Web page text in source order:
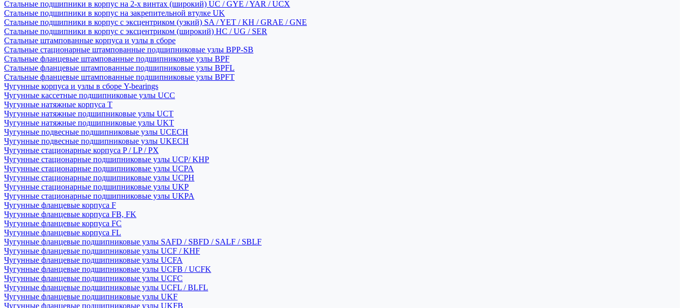
Стальные подшипники в корпус на 2-х винтах (широкий) UC / GYE / YAR / UCX
Стальные подшипники в корпус на закрепительной втулке UK
Стальные подшипники в корпус с эксцентриком (узкий) SA / YET / KH / GRAE / GNE
Стальные подшипники в корпус с эксцентриком (широкий) HC / UG / SER
Стальные штампованные корпуса и узлы в сборе
Стальные стационарные штампованные подшипниковые узлы BPP-SB
Стальные фланцевые штампованные подшипниковые узлы BPF
Стальные фланцевые штампованные подшипниковые узлы BPFL
Стальные фланцевые штампованные подшипниковые узлы BPFT
Чугунные корпуса и узлы в сборе Y-bearings
Чугунные кассетные подшипниковые узлы UCC
Чугунные натяжные корпуса T
Чугунные натяжные подшипниковые узлы UCT
Чугунные натяжные подшипниковые узлы UKT
Чугунные подвесные подшипниковые узлы UCECH
Чугунные подвесные подшипниковые узлы UKECH
Чугунные стационарные корпуса P / LP / PX
Чугунные стационарные подшипниковые узлы UCP/ KHP
Чугунные стационарные подшипниковые узлы UCPA
Чугунные стационарные подшипниковые узлы UCPH
Чугунные стационарные подшипниковые узлы UKP
Чугунные стационарные подшипниковые узлы UKPA
Чугунные фланцевые корпуса F
Чугунные фланцевые корпуса FB, FK
Чугунные фланцевые корпуса FC
Чугунные фланцевые корпуса FL
Чугунные фланцевые подшипниковые узлы SAFD / SBFD / SALF / SBLF
Чугунные фланцевые подшипниковые узлы UCF / KHF
Чугунные фланцевые подшипниковые узлы UCFA
Чугунные фланцевые подшипниковые узлы UCFB / UCFK
Чугунные фланцевые подшипниковые узлы UCFC
Чугунные фланцевые подшипниковые узлы UCFL / BLFL
Чугунные фланцевые подшипниковые узлы UKF
Чугунные фланцевые подшипниковые узлы UKFB